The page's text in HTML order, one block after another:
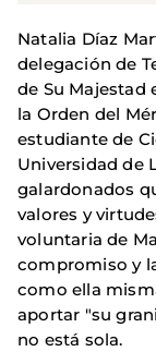
Natalia Díaz
delegación de
de Su Majestad
la Orden del
estudiante de
Universidad de
galardonados
valores y
voluntaria de
compromiso y
como ella
aportar "su
no está sola.